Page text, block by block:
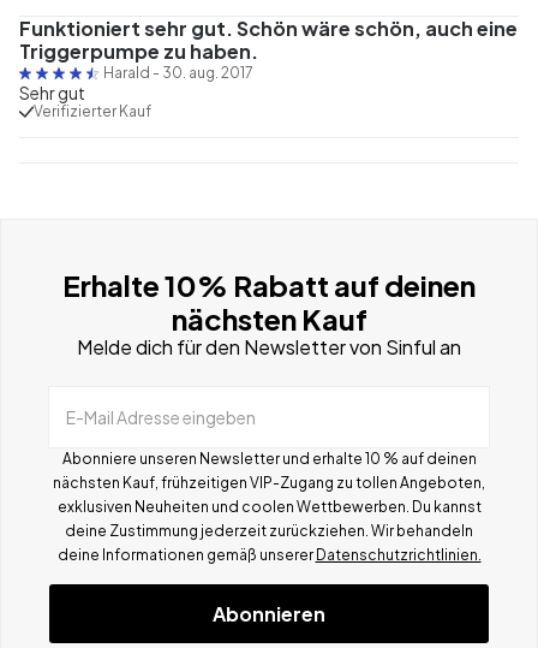
Funktioniert sehr gut. Schön wäre schön, auch eine
Triggerpumpe zu haben.
Harald - 30. aug. 2017
Sehr gut
Verifizierter Kauf
Erhalte 10% Rabatt auf deinen
nächsten Kauf
Melde dich für den Newsletter von Sinful an
E-Mail Adresse eingeben
Abonniere unseren Newsletter und erhalte 10 % auf deinen
nächsten Kauf, frühzeitigen VIP-Zugang zu tollen Angeboten,
exklusiven Neuheiten und coolen Wettbewerben. Du kannst
deine Zustimmung jederzeit zurückziehen. Wir behandeln
deine Informationen gemäß unserer Datenschutzrichtlinien.
Abonnieren